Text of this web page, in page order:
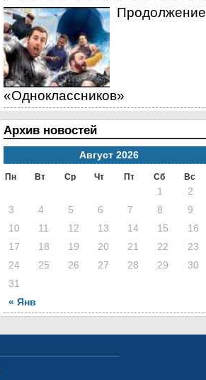
Продолжение
«Одноклассников»
Архив новостей
Август 2026
Пн Вт Ср Чт Пт Сб Вс
« Янв
1
2
3
4 5 6 7 8
9
10
11 12 13 14 15
16
17
18 19 20 21 22
23
24
25 26 27 28 29
30
31